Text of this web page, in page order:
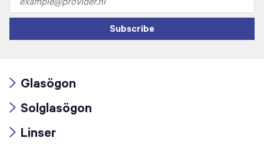
address
Subscribe
icon
Glasögon
icon
Solglasögon
Linser